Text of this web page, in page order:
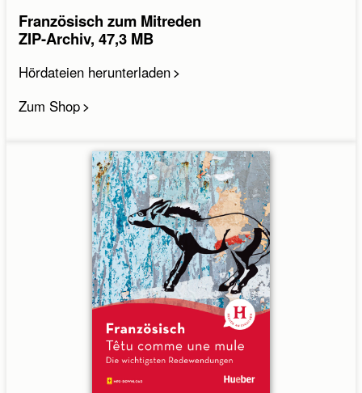
Französisch zum Mitreden
ZIP-Archiv, 47,3 MB
Hördateien herunterladen
Zum Shop